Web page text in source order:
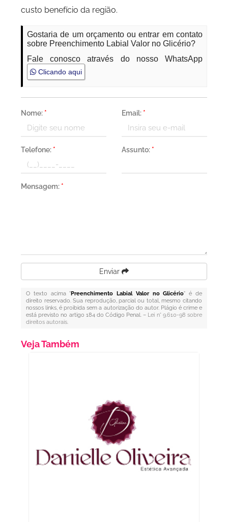
custo benefício da região.
Gostaria de um orçamento ou entrar em contato
sobre Preenchimento Labial Valor no Glicério?
Fale conosco através do nosso WhatsApp
Clicando aqui
Nome: * Email: *
Telefone: * Assunto: *
Mensagem: *
Enviar
O texto acima "Preenchimento Labial Valor no Glicério" é de
direito reservado. Sua reprodução, parcial ou total, mesmo citando
nossos links, é proibida sem a autorização do autor. Plágio é crime e
está previsto no artigo 184 do Código Penal. – Lei n° 9.610-98 sobre
direitos autorais.
Veja Também